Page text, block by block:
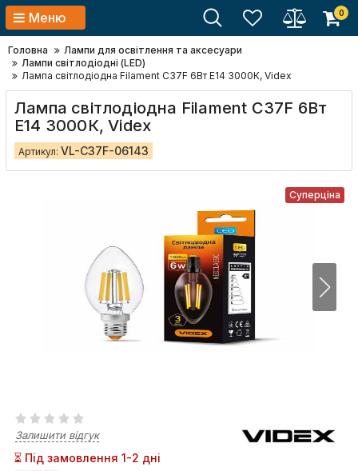
Меню 0
Головна
Лампи для освітлення та аксесуари
Лампи світлодіодні (LED)
Лампа світлодіодна Filament C37F 6Вт E14 3000К, Videx
Лампа світлодіодна Filament C37F 6Вт
E14 3000К, Videx
Артикул: VL-C37F-06143
Суперціна
Залишити відгук
⏳ Під замовлення 1-2 дні